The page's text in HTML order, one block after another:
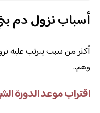
أسباب نزول دم
أكثر من سبب يترتب عليه
وهم..
اقتراب موعد الدورة